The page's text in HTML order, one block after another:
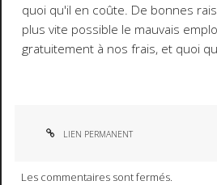
quoi qu'il en coûte. De bonnes
plus vite possible le mauvais
gratuitement à nos frais, et quoi
LIEN PERMANENT
Les commentaires sont fermés.